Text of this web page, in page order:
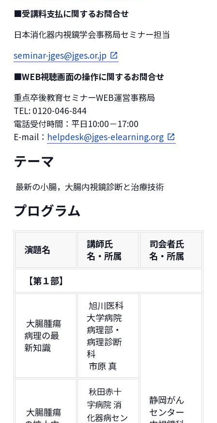
■受講料支払に関するお問合せ
日本消化器内視鏡学会事務局セミナー担当
seminar-jges@jges.or.jp
■WEB視聴画面の操作に関するお問合せ
重点卒後教育セミナーWEB運営事務局
TEL: 0120-046-844
電話受付時間：平日10:00－17:00
E-mail： helpdesk@jges-elearning.org
テーマ
最新の小腸，大腸内視鏡診断と治療技術
プログラム
演題名
講師氏
名・所属
司会者氏
名・所属
【第１部】
大腸腫瘍
病理の最
新知識
旭川医科
大学病院
病理部・
病理診断
科
市原 真
静岡がん
センター
大腸腫瘍
秋田赤十
字病院 消
化器病セン